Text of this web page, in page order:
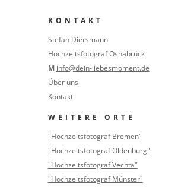
KONTAKT
Stefan Diersmann
Hochzeitsfotograf Osnabrück
M info@dein-liebesmoment.de
Über uns
Kontakt
WEITERE ORTE
"Hochzeitsfotograf Bremen"
"Hochzeitsfotograf Oldenburg"
"Hochzeitsfotograf Vechta"
"Hochzeitsfotograf Münster"